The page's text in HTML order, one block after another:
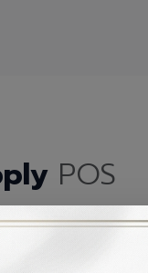
POS
ภาพสูงสำหรับระบบ